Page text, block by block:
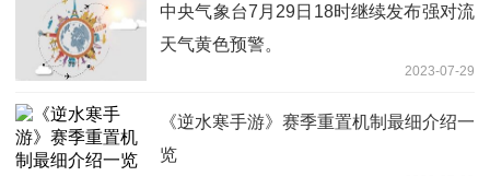
中央气象台7月29日18时继续发布强对流
天气黄色预警。
2023-07-29
《逆水寒手游》赛季重置机制最细介绍一
览